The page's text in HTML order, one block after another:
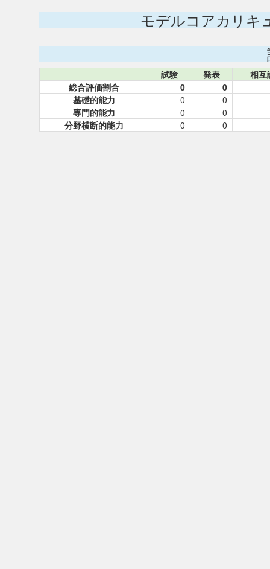
モデルコアカリキ
試験 発表
相互
総合評価割合
0
0
基礎的能力
0
0
専門的能力
0
0
分野横断的能力
0 0